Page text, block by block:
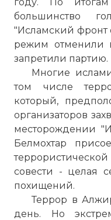
большинство
"Исламский фронт
режим отменили
запретили партию.
Многие
том числе
который,
организаторов
месторождении
Белмохтар
совести - целая
похищений.
Террор в
день. Но